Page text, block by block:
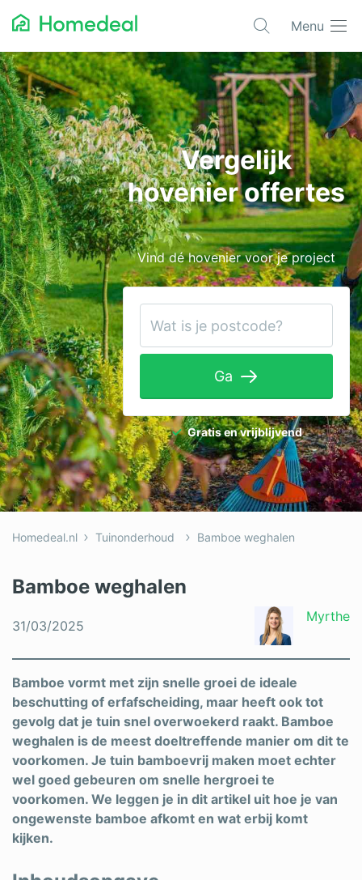
Menu
Populaire projecten
Asbest verwijderen
Dakbedekking
Dakkapel
Glas
Isolatie
Kozijnen
Laadpalen
Schilderwerk
Tuinaanleg
Ventilatie
Warmtepomp
Wellness
Zonnepanelen
Overige projecten
Vergelijk
hovenier offertes
Vind dé hovenier voor je project
Ga
Gratis en vrijblijvend
Homedeal.nl Tuinonderhoud Bamboe weghalen
Bamboe weghalen
31/03/2025
Myrthe
Bamboe vormt met zijn snelle groei de ideale
beschutting of erfafscheiding, maar heeft ook tot
gevolg dat je tuin snel overwoekerd raakt. Bamboe
weghalen is de meest doeltreffende manier om dit te
voorkomen. Je tuin bamboevrij maken moet echter
wel goed gebeuren om snelle hergroei te
voorkomen. We leggen je in dit artikel uit hoe je van
ongewenste bamboe afkomt en wat erbij komt
kijken.